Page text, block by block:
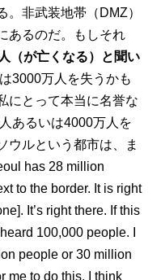
。非武装地帯（DMZ）
あるのだ。もしそれ
（が亡くなる）と聞い
3000万人を失うかも
にとって本当に名誉な
あるいは4000万人を
ウルという都市は、ま
has 28 million
to the border. It is right
It’s right there. If this
100,000 people. I
people or 30 million
me to do this. I think